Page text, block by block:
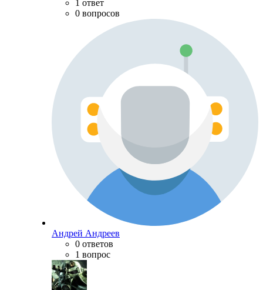
1 ответ
0 вопросов
Андрей Андреев
0 ответов
1 вопрос